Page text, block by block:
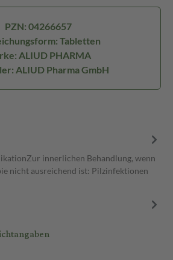
PZN: 04266657
Tabletten
ALIUD PHARMA
ALIUD Pharma GmbH
innerlichen Behandlung, wenn
nicht ausreichend ist: Pilzinfektionen